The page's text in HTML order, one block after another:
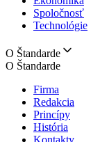
Spoločnosť
Technológie
O Štandarde
O Štandarde
Firma
Redakcia
Princípy
História
Kontakty